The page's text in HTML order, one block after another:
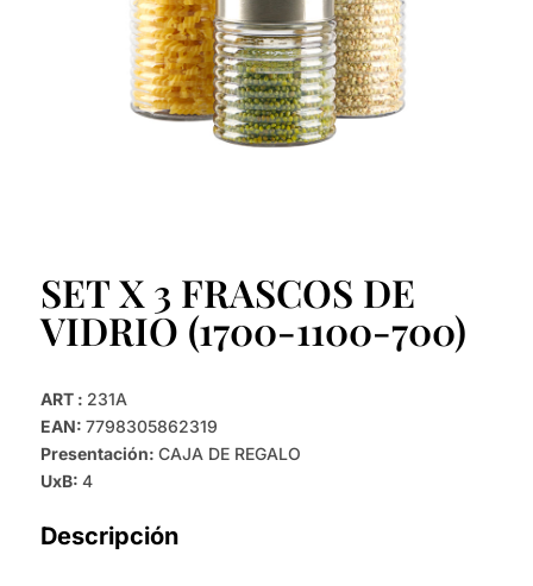
SET X 3 FRASCOS DE
VIDRIO (1700-1100-700)
ART : 231A
EAN: 7798305862319
Presentación: CAJA DE REGALO
UxB: 4
Descripción